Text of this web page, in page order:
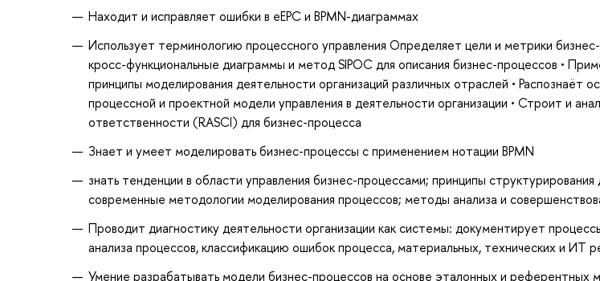
Находит и исправляет ошибки в eEPC и BPMN-диаграммах
Использует терминологию процессного управления Определяет цели и метрики
кросс-функциональные диаграммы и метод SIPOC для описания бизнес-процессов •
принципы моделирования деятельности организаций различных отраслей • Распознаёт
процессной и проектной модели управления в деятельности организации • Строит и
ответственности (RASCI) для бизнес-процесса
Знает и умеет моделировать бизнес-процессы с применением нотации BPMN
знать тенденции в области управления бизнес-процессами; принципы структурирования
современные методологии моделирования процессов; методы анализа и
Проводит диагностику деятельности организации как системы: документирует
анализа процессов, классификацию ошибок процесса, материальных, технических и ИТ
Умение разрабатывать модели бизнес-процессов на основе эталонных и референтных